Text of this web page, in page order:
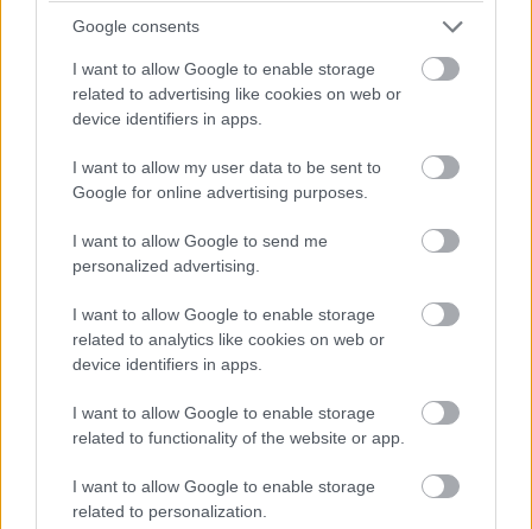
Google consents
I want to allow Google to enable storage
related to advertising like cookies on web or
device identifiers in apps.
I want to allow my user data to be sent to
Google for online advertising purposes.
I want to allow Google to send me
personalized advertising.
I want to allow Google to enable storage
related to analytics like cookies on web or
device identifiers in apps.
I want to allow Google to enable storage
related to functionality of the website or app.
I want to allow Google to enable storage
related to personalization.
"Ezennel kihívom Vlagyimir Putyint egy az egy elleni
harcra. A tét Ukrajna" - írta Musk. "Elfogadjátok ezt a
kihívást?" - tette hozzá oroszul, egyenesen a 69 éves
persze nincs jelen személyes profillal a Twitteren.
Вы согласны на этот бой? @KremlinRussia_E
— Elon Musk (@elonmusk)March 14, 2022
Kemény orosz és csecsen reagálás
Dmitrij Rogozin, az Orosz Szövetségi Űrügynökség
kapcsolatban, és régóta üzengetnek egymásnak Muskkal
is a Twitteren. Így a Roszkoszmosz első embere sem
hagyta szó nélkül az esetet. AMese a pópáról meg
Baldáról, a szolgájárólcímű Puskin-műből idézett: